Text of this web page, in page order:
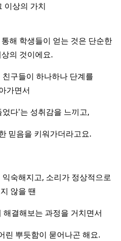
이상의 가치
해 학생들이 얻는 것은 단순한
의 것이에요.
구들이 하나하나 단계를
가면서
다'는 성취감을 느끼고,
믿음을 키워가더라고요.
숙해지고, 소리가 정상적으로
않을 땐
결해보는 과정을 거치면서
린 뿌듯함이 묻어나곤 해요.